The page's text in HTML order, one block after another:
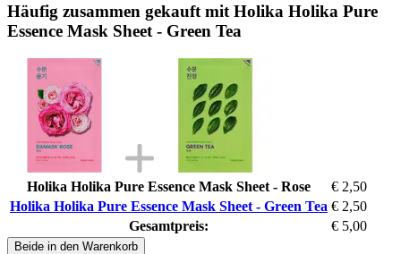
Häufig zusammen gekauft mit Holika Holika Pure
Essence Mask Sheet - Green Tea
Holika Holika Pure Essence Mask Sheet - Rose
€ 2,50
Holika Holika Pure Essence Mask Sheet - Green Tea € 2,50
Gesamtpreis:
€ 5,00
Beide in den Warenkorb